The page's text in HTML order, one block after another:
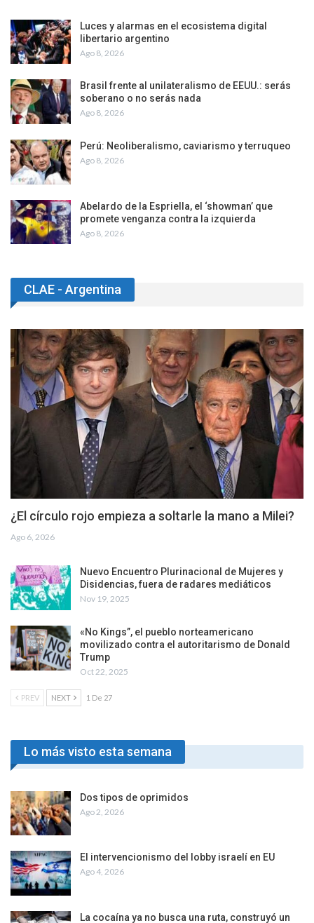
Luces y alarmas en el ecosistema digital
libertario argentino
Ago 8, 2026
Brasil frente al unilateralismo de EEUU.: serás
soberano o no serás nada
Ago 8, 2026
Perú: Neoliberalismo, caviarismo y terruqueo
Ago 8, 2026
Abelardo de la Espriella, el ‘showman’ que
promete venganza contra la izquierda
Ago 8, 2026
CLAE - Argentina
¿El círculo rojo empieza a soltarle la mano a Milei?
Ago 6, 2026
Nuevo Encuentro Plurinacional de Mujeres y
Disidencias, fuera de radares mediáticos
Nov 19, 2025
«No Kings”, el pueblo norteamericano
movilizado contra el autoritarismo de Donald
Trump
Oct 22, 2025
PREV NEXT 1 De 27
Lo más visto esta semana
Dos tipos de oprimidos
Ago 2, 2026
El intervencionismo del lobby israelí en EU
Ago 4, 2026
La cocaína ya no busca una ruta, construyó un